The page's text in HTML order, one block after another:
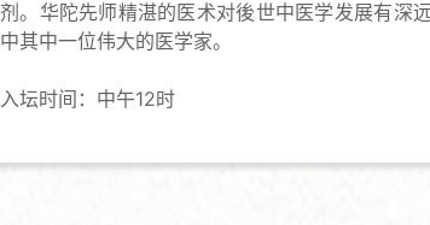
剂。华陀先师精湛的医术对後世中医学发展有深
中其中一位伟大的医学家。
入坛时间：中午12时